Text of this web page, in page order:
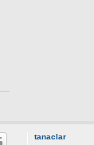
tanaclar